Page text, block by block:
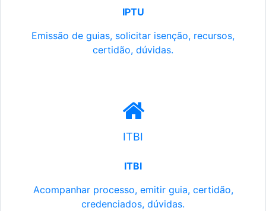
IPTU
Emissão de guias, solicitar isenção, recursos,
certidão, dúvidas.
ITBI
ITBI
Acompanhar processo, emitir guia, certidão,
credenciados, dúvidas.